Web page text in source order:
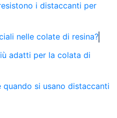
i distaccanti per
nelle colate di resina?
adatti per la colata di
si usano distaccanti